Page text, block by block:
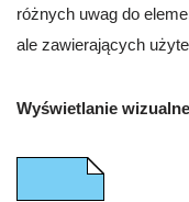
różnych uwag do
ale zawierających
Wyświetlanie